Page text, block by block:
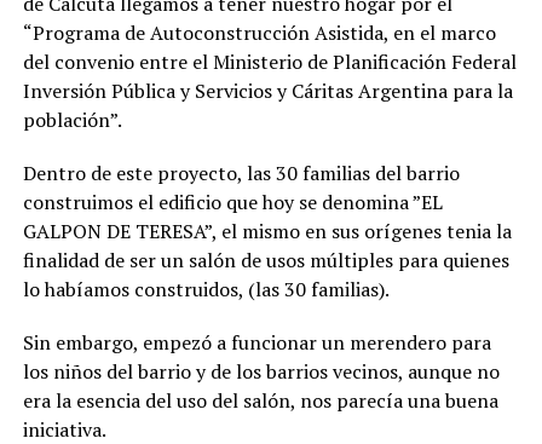
“Programa de Autoconstrucción Asistida, en el marco
del convenio entre el Ministerio de Planificación Federal
Inversión Pública y Servicios y Cáritas Argentina para la
población”.
Dentro de este proyecto, las 30 familias del barrio
construimos el edificio que hoy se denomina ”EL
GALPON DE TERESA”, el mismo en sus orígenes tenia la
finalidad de ser un salón de usos múltiples para quienes
lo habíamos construidos, (las 30 familias).
Sin embargo, empezó a funcionar un merendero para
los niños del barrio y de los barrios vecinos, aunque no
era la esencia del uso del salón, nos parecía una buena
iniciativa.